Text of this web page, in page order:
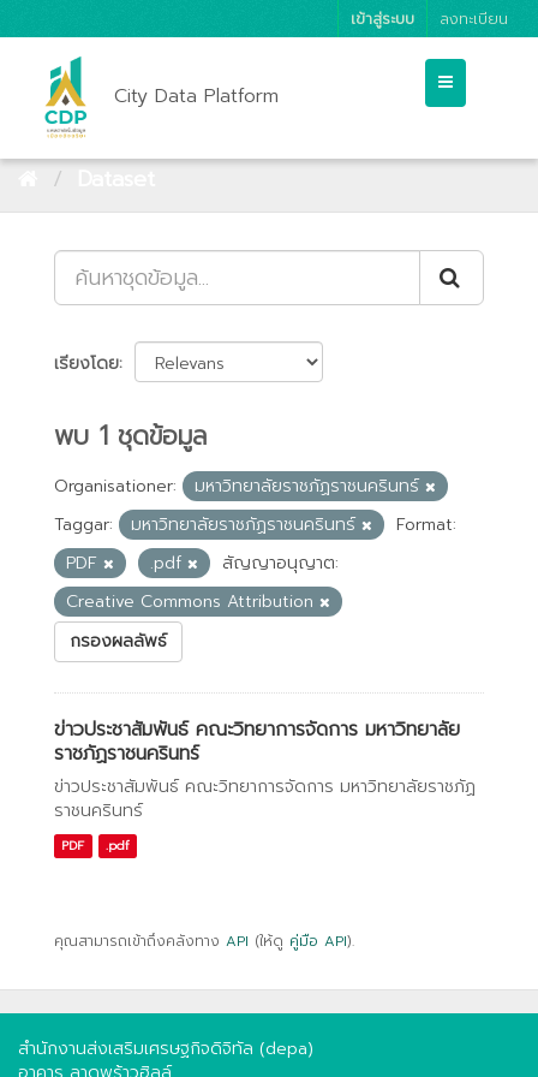
เข้าสู่ระบบ ลงทะเบียน
City Data Platform
เรียงโดย
พบ 1 ชุดข้อมูล
Organisationer:
มหาวิทยาลัยราชภัฏราชนครินทร์
Taggar:
มหาวิทยาลัยราชภัฏราชนครินทร์
Format:
PDF
.pdf
สัญญาอนุญาต:
Creative Commons Attribution
กรองผลลัพธ์
ข่าวประชาสัมพันธ์ คณะวิทยาการจัดการ มหาวิทยาลัย
ราชภัฏราชนครินทร์
ข่าวประชาสัมพันธ์ คณะวิทยาการจัดการ มหาวิทยาลัยราชภัฏ
ราชนครินทร์
PDF .pdf
คุณสามารถเข้าถึงคลังทาง API (ให้ดู คู่มือ API).
สำนักงานส่งเสริมเศรษฐกิจดิจิทัล (depa)